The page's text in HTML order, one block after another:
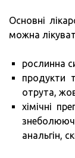
Основні
можна
рослинна
продукти
отрута,
хімічні
анальгін,